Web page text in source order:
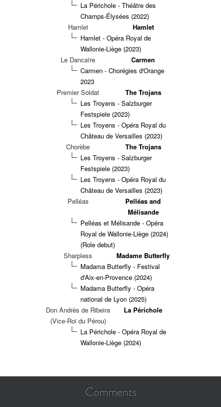
La Périchole - Théâtre des
Champs-Élysées (2022)
Hamlet
Hamlet
Hamlet - Opéra Royal de
Wallonie-Liège (2023)
Le Dancaïre
Carmen
Carmen - Chorégies d'Orange
2023
Premier Soldat
The Trojans
Les Troyens - Salzburger
Festspiele (2023)
Les Troyens - Opéra Royal du
Château de Versailles (2023)
Chorèbe
The Trojans
Les Troyens - Salzburger
Festspiele (2023)
Les Troyens - Opéra Royal du
Château de Versailles (2023)
Pelléas
Pelléas and
Mélisande
Pelléas et Mélisande - Opéra
Royal de Wallonie-Liège (2024)
(Role debut)
Sharpless
Madame Butterfly
Madama Butterfly - Festival
d'Aix-en-Provence (2024)
Madama Butterfly - Opéra
national de Lyon (2025)
Don Andrès de Ribeira
(Vice-Roi du Pérou)
La Périchole
La Périchole - Opéra Royal de
Wallonie-Liège (2024)
Comments